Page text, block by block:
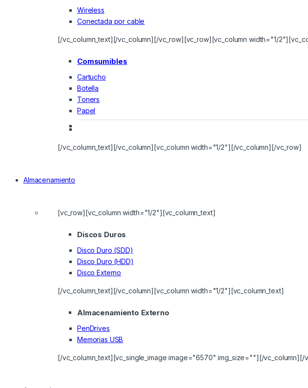
Wireless
Conectada por cable
[/vc_column_text][/vc_column][/vc_row][vc_row][vc_column width="1/
Comsumibles
Cartucho
Botella
Toners
Papel
[/vc_column_text][/vc_column][vc_column width="1/2"][/vc_column][/vc_row]
Almacenamiento
[vc_row][vc_column width="1/2"][vc_column_text]
Discos Duros
Disco Duro (SDD)
Disco Duro (HDD)
Disco Externo
[/vc_column_text][/vc_column][vc_column width="1/2"][vc_column_text]
Almacenamiento Externo
PenDrives
Memorias USB
[/vc_column_text][vc_single_image image="6570" img_size=""][/vc_column][/